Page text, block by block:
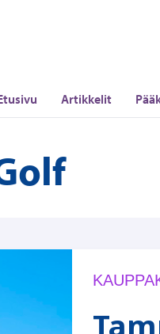
Artikkelit